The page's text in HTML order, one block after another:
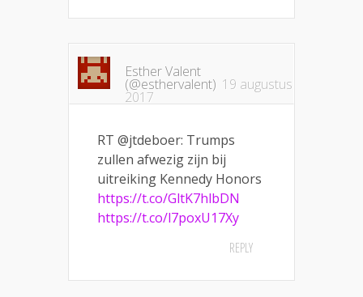
Esther Valent
(@esthervalent) 19 augustus
2017
RT @jtdeboer: Trumps
zullen afwezig zijn bij
uitreiking Kennedy Honors
https://t.co/GltK7hlbDN
https://t.co/l7poxU17Xy
REPLY